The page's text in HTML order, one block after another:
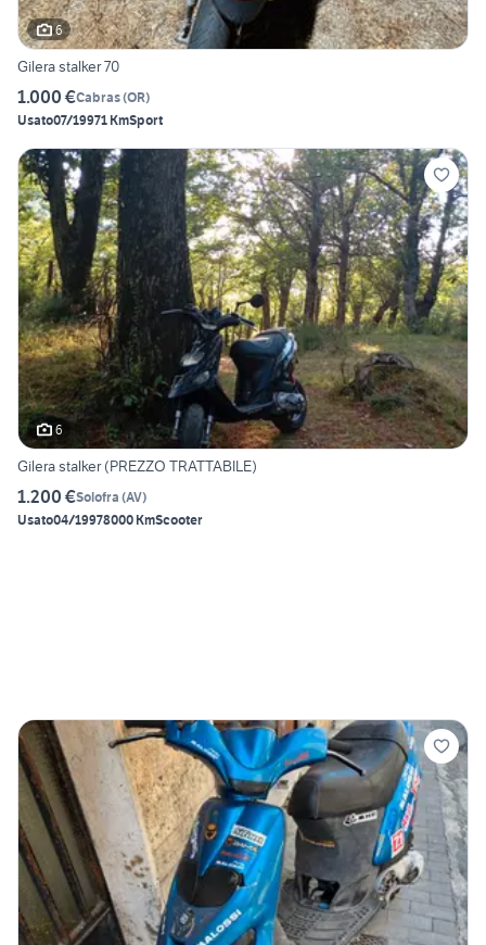
6
Gilera stalker 70
1.000 €Cabras(OR)
Usato07/19971 KmSport
6
Gilera stalker (PREZZO TRATTABILE)
1.200 €Solofra (AV)
Usato04/19978000 KmScooter